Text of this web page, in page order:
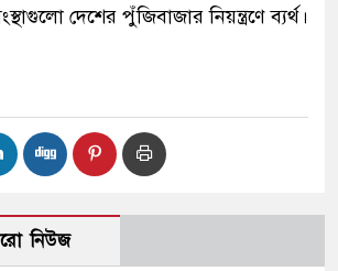
দেশের পুঁজিবাজার নিয়ন্ত্রণে ব্যর্থ।
নিউজ